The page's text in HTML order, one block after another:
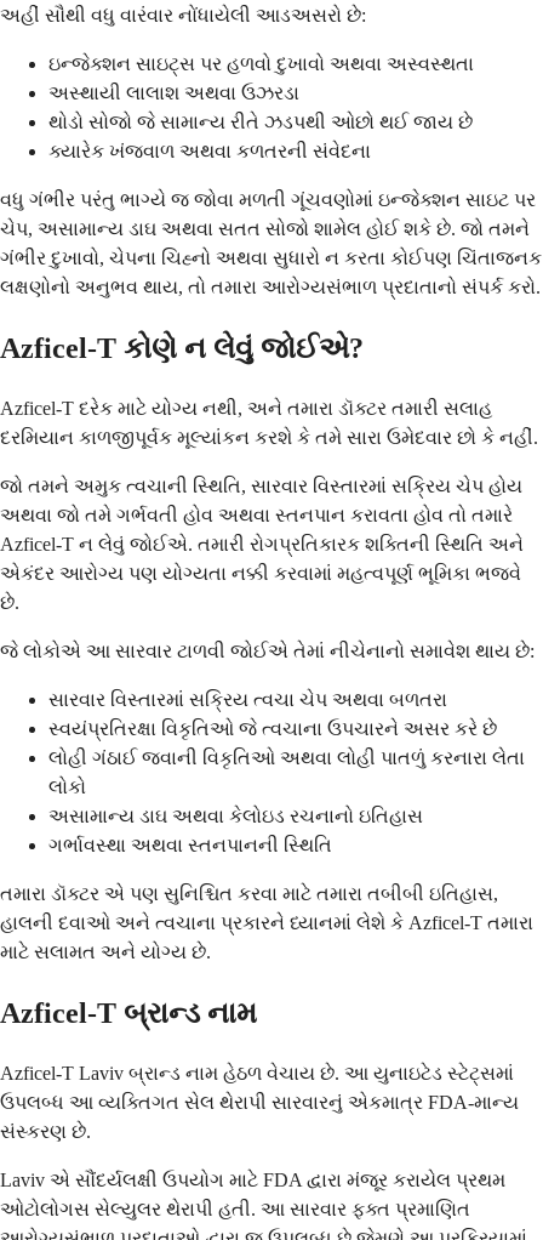
અહીં સૌથી વધુ વારંવાર નોંધાયેલી આડઅસરો છે:
ઇન્જેક્શન સાઇટ્સ પર હળવો દુખાવો અથવા અસ્વસ્થતા
અસ્થાયી લાલાશ અથવા ઉઝરડા
થોડો સોજો જે સામાન્ય રીતે ઝડપથી ઓછો થઈ જાય છે
ક્યારેક ખંજવાળ અથવા કળતરની સંવેદના
વધુ ગંભીર પરંતુ ભાગ્યે જ જોવા મળતી ગૂંચવણોમાં ઇન્જેક્શન સાઇટ પર
ચેપ, અસામાન્ય ડાઘ અથવા સતત સોજો શામેલ હોઈ શકે છે. જો તમને
ગંભીર દુખાવો, ચેપના ચિહ્નો અથવા સુધારો ન કરતા કોઈપણ ચિંતાજનક
લક્ષણોનો અનુભવ થાય, તો તમારા આરોગ્યસંભાળ પ્રદાતાનો સંપર્ક કરો.
Azficel-T કોણે ન લેવું જોઈએ?
Azficel-T દરેક માટે યોગ્ય નથી, અને તમારા ડૉક્ટર તમારી સલાહ
દરમિયાન કાળજીપૂર્વક મૂલ્યાંકન કરશે કે તમે સારા ઉમેદવાર છો કે નહીં.
જો તમને અમુક ત્વચાની સ્થિતિ, સારવાર વિસ્તારમાં સક્રિય ચેપ હોય
અથવા જો તમે ગર્ભવતી હોવ અથવા સ્તનપાન કરાવતા હોવ તો તમારે
Azficel-T ન લેવું જોઈએ. તમારી રોગપ્રતિકારક શક્તિની સ્થિતિ અને
એકંદર આરોગ્ય પણ યોગ્યતા નક્કી કરવામાં મહત્વપૂર્ણ ભૂમિકા ભજવે
છે.
જે લોકોએ આ સારવાર ટાળવી જોઈએ તેમાં નીચેનાનો સમાવેશ થાય છે:
સારવાર વિસ્તારમાં સક્રિય ત્વચા ચેપ અથવા બળતરા
સ્વયંપ્રતિરક્ષા વિકૃતિઓ જે ત્વચાના ઉપચારને અસર કરે છે
લોહી ગંઠાઈ જવાની વિકૃતિઓ અથવા લોહી પાતળું કરનારા લેતા
લોકો
અસામાન્ય ડાઘ અથવા કેલોઇડ રચનાનો ઇતિહાસ
ગર્ભાવસ્થા અથવા સ્તનપાનની સ્થિતિ
તમારા ડૉક્ટર એ પણ સુનિશ્ચિત કરવા માટે તમારા તબીબી ઇતિહાસ,
હાલની દવાઓ અને ત્વચાના પ્રકારને ધ્યાનમાં લેશે કે Azficel-T તમારા
માટે સલામત અને યોગ્ય છે.
Azficel-T બ્રાન્ડ નામ
Azficel-T Laviv બ્રાન્ડ નામ હેઠળ વેચાય છે. આ યુનાઇટેડ સ્ટેટ્સમાં
ઉપલબ્ધ આ વ્યક્તિગત સેલ થેરાપી સારવારનું એકમાત્ર FDA-માન્ય
સંસ્કરણ છે.
Laviv એ સૌંદર્યલક્ષી ઉપયોગ માટે FDA દ્વારા મંજૂર કરાયેલ પ્રથમ
ઓટોલોગસ સેલ્યુલર થેરાપી હતી. આ સારવાર ફક્ત પ્રમાણિત